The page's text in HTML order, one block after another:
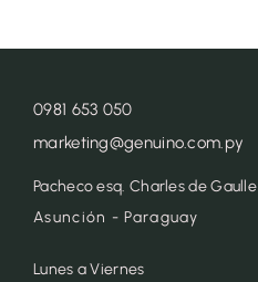
0981 653 050
marketing@genuino.com.py
Pacheco esq. Charles de Gaulle
Asunción - Paraguay
Lunes a Viernes